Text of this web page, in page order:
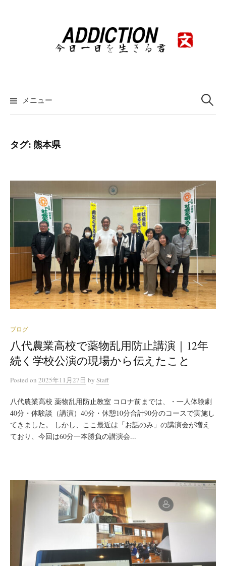
ス
キ
ッ
メニュー
検
索:
タグ:熊本県
ブログ
八代農業高校で薬物乱用防止講演｜12年
続く学校公演の現場から伝えたこと
Posted on 2025年11月27日 by Staff
八代農業高校 薬物乱用防止教室 コロナ前までは、・一人体験劇
40分・体験談（講演）40分・休憩10分合計90分のコースで実施し
てきました。 しかし、ここ最近は「お話のみ」の講演会が増え
ており、今回は60分一本勝負の講演会...